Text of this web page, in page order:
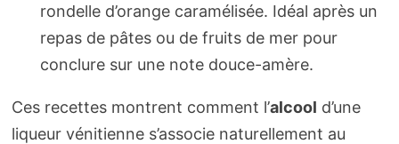
rondelle d’orange caramélisée. Idéal après un
repas de pâtes ou de fruits de mer pour
conclure sur une note douce-amère.
Ces recettes montrent comment l’alcool d’une
liqueur vénitienne s’associe naturellement au